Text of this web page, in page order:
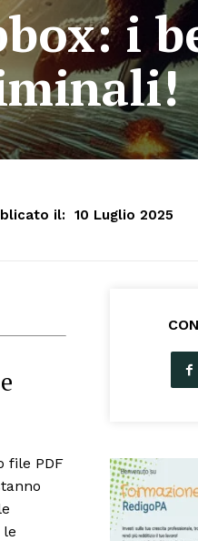
i
il: 10 Luglio 2025
file PDF
le